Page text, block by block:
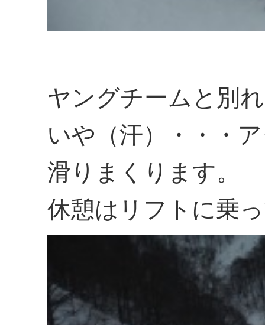
ヤングチームと別
いや（汗）・・・
滑りまくります。
休憩はリフトに乗